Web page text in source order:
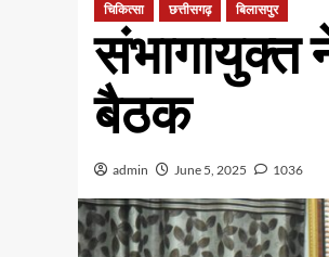
चिकित्सा छत्तीसगढ़ बिलासपुर
संभागायुक्त
बैठक
admin June 5, 2025 1036